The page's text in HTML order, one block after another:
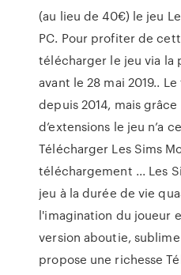
(au lieu de 40€) le jeu
PC. Pour profiter de
télécharger le jeu via la
avant le 28 mai 2019..
depuis 2014, mais
d’extensions le jeu n’a
Télécharger Les Sims
téléchargement ... Les
jeu à la durée de vie
l'imagination du joueur
version aboutie,
propose une richesse